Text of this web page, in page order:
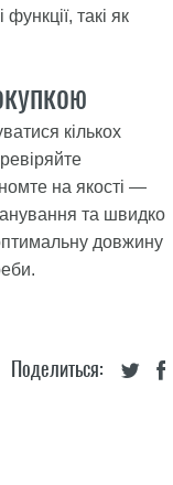
такі як
кількох
на якості —
та швидко
довжину
Поделиться: